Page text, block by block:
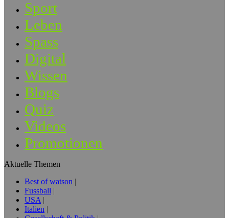
Sport
Leben
Spass
Digital
Wissen
Blogs
Quiz
Videos
Promotionen
Aktuelle Themen
Best of watson
Fussball
USA
Italien